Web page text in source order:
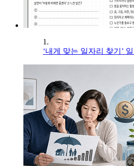
1.
‘내게 맞는 일자리 찾기’